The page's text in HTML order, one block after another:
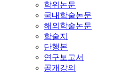
학위논문
국내학술논문
해외학술논문
학술지
단행본
연구보고서
공개강의